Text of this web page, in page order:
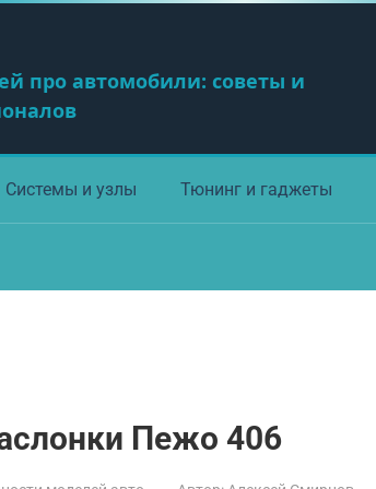
про автомобили: советы и
Системы и узлы Тюнинг и гаджеты
Пежо 406